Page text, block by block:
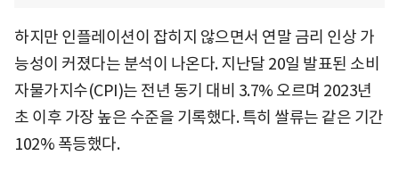
하지만 인플레이션이 잡히지 않으면서 연말 금리 인상 가
능성이 커졌다는 분석이 나온다. 지난달 20일 발표된 소비
자물가지수(CPI)는 전년 동기 대비 3.7% 오르며 2023년
초 이후 가장 높은 수준을 기록했다. 특히 쌀류는 같은 기간
102% 폭등했다.